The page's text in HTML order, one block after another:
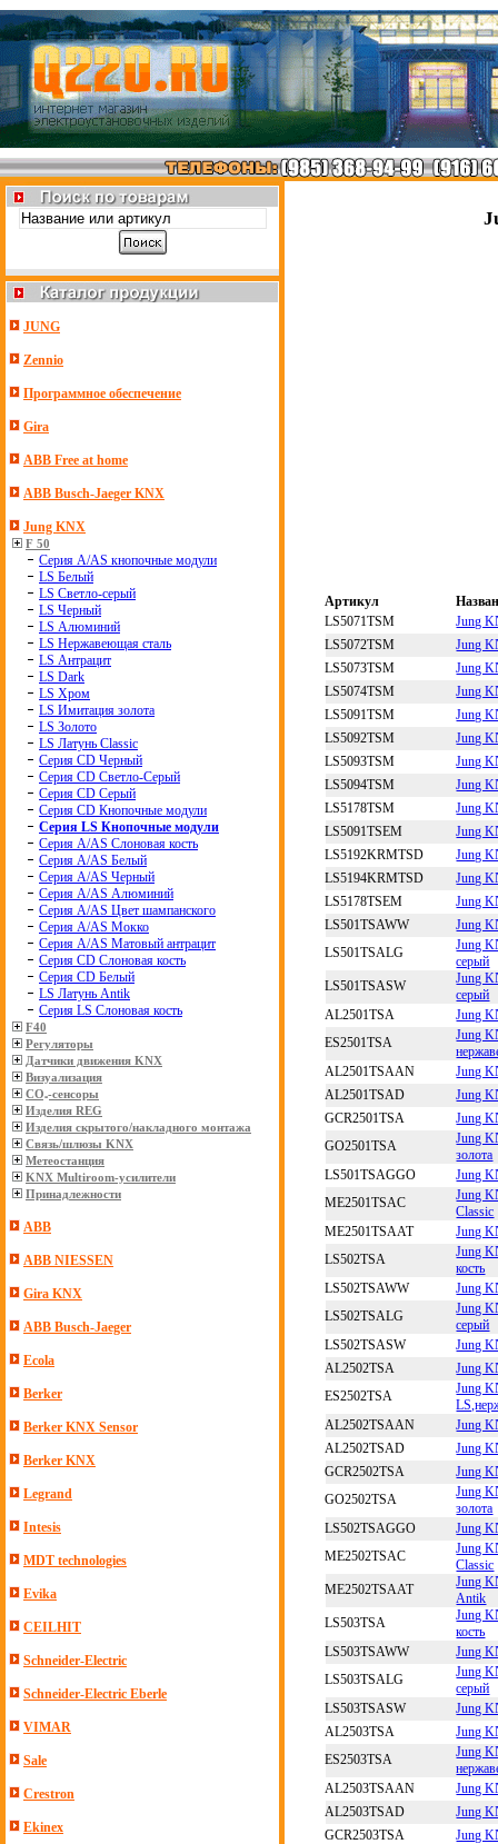
JUNG
Zennio
Программное обеспечение
Gira
ABB Free at home
ABB Busch-Jaeger KNX
Jung KNX
F 50
Серия A/AS кнопочные модули
LS Белый
LS Светло-серый
LS Черный
LS Алюминий
LS Нержавеющая сталь
LS Антрацит
LS Dark
LS Хром
LS Имитация золота
LS Золото
LS Латунь Classic
Серия CD Черный
Серия CD Светло-Серый
Серия CD Серый
Серия CD Кнопочные модули
Серия LS Кнопочные модули
Серия A/AS Слоновая кость
Серия A/AS Белый
Серия A/AS Черный
Серия A/AS Алюминий
Серия A/AS Цвет шампанского
Серия A/AS Мокко
Серия A/AS Матовый антрацит
Серия CD Слоновая кость
Серия CD Белый
LS Латунь Antik
Серия LS Слоновая кость
F40
Регуляторы
Датчики движения KNX
Визуализация
CO₂-сенсоры
Изделия REG
Изделия скрытого/накладного монтажа
Связь/шлюзы KNX
Метеостанция
KNX Multiroom-усилители
Принадлежности
ABB
ABB NIESSEN
Gira KNX
ABB Busch-Jaeger
Ecola
Berker
Berker KNX Sensor
Berker KNX
Legrand
Intesis
MDT technologies
Evika
CEILHIT
Schneider-Electric
Schneider-Electric Eberle
VIMAR
Sale
Crestron
Ekinex
Артикул
LS5071TSM
Jung
LS5072TSM
Jung
LS5073TSM
Jung
LS5074TSM
Jung
LS5091TSM
Jung
LS5092TSM
Jung
LS5093TSM
Jung
LS5094TSM
Jung
LS5178TSM
Jung
LS5091TSEM
Jung
LS5192KRMTSD
Jung
LS5194KRMTSD
Jung
LS5178TSEM
Jung
LS501TSAWW
Jung
LS501TSALG
Jung
серый
LS501TSASW
Jung
серый
AL2501TSA
Jung
ES2501TSA
Jung
AL2501TSAAN
Jung
AL2501TSAD
Jung
GCR2501TSA
Jung
GO2501TSA
Jung
золота
LS501TSAGGO
Jung
ME2501TSAC
Jung
Classic
ME2501TSAAT
Jung
LS502TSA
Jung
кость
LS502TSAWW
Jung
LS502TSALG
Jung
серый
LS502TSASW
Jung
AL2502TSA
Jung
ES2502TSA
Jung
AL2502TSAAN
Jung
AL2502TSAD
Jung
GCR2502TSA
Jung
GO2502TSA
Jung
золота
LS502TSAGGO
Jung
ME2502TSAC
Jung
Classic
ME2502TSAAT
Jung
Antik
LS503TSA
Jung
кость
LS503TSAWW
Jung
LS503TSALG
Jung
серый
LS503TSASW
Jung
AL2503TSA
Jung
ES2503TSA
Jung
AL2503TSAAN
Jung
AL2503TSAD
Jung
GCR2503TSA
Jung